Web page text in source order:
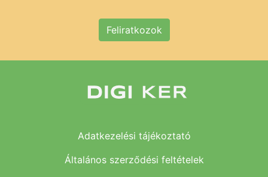
Feliratkozok
Adatkezelési tájékoztató
Általános szerződési feltételek